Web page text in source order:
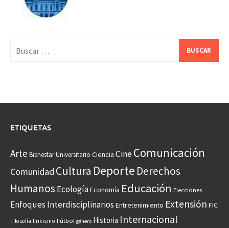
ETIQUETAS
Arte Bienestar Universitario Ciencia CineComunicación
Comunidad Cultura Deporte Derechos
Humanos EcologíaEconomía Educación Elecciones
Enfoques Interdisciplinarios Entretenimiento Extensión FIC
Filosofía Frikismo Fútbol género Historia Internacional